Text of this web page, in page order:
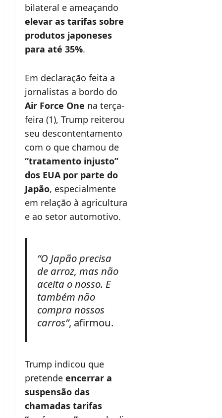
bilateral e ameaçando
elevar as tarifas sobre
produtos japoneses
para até 35%.
Em declaração feita a
jornalistas a bordo do
Air Force One na terça-
feira (1), Trump reiterou
seu descontentamento
com o que chamou de
“tratamento injusto”
dos EUA por parte do
Japão, especialmente
em relação à agricultura
e ao setor automotivo.
“O Japão precisa
de arroz, mas não
aceita o nosso. E
também não
compra nossos
carros”, afirmou.
Trump indicou que
pretende encerrar a
suspensão das
chamadas tarifas